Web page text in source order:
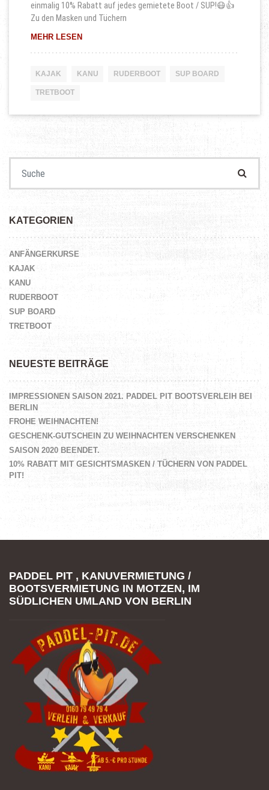
einmalig 10% Rabatt auf jedes gemietete Boot / SUP!😷👍
Zu den Masken und Tüchern
MEHR LESEN10% RABATT MIT GESICHTSMASKEN /
KAJAK KANU RUDERBOOT SUP BOARD
TRETBOOT
KATEGORIEN
ANFÄNGERKURSE
KAJAK
KANU
RUDERBOOT
SUP BOARD
TRETBOOT
NEUESTE BEITRÄGE
IMPRESSIONEN SAISON 2021. PADDEL PIT BOOTSVERLEIH BEI
BERLIN
FROHE WEIHNACHTEN!
GESCHENK-GUTSCHEIN ZU WEIHNACHTEN VERSCHENKEN
SAISON 2020 BEENDET.
10% RABATT MIT GESICHTSMASKEN / TÜCHERN VON PADDEL
PIT!
PADDEL PIT , KANUVERMIETUNG /
BOOTSVERMIETUNG IN MOTZEN, IM
SÜDLICHEN UMLAND VON BERLIN